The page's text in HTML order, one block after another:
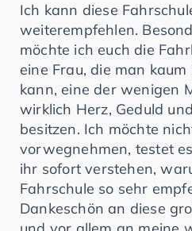
Ich kann diese
weiterempfehlen.
möchte ich euch die
eine Frau, die man
kann, eine der wenigen
wirklich Herz, Geduld
besitzen. Ich möchte
vorwegnehmen, testet
ihr sofort verstehen,
Fahrschule so sehr
Dankeschön an diese